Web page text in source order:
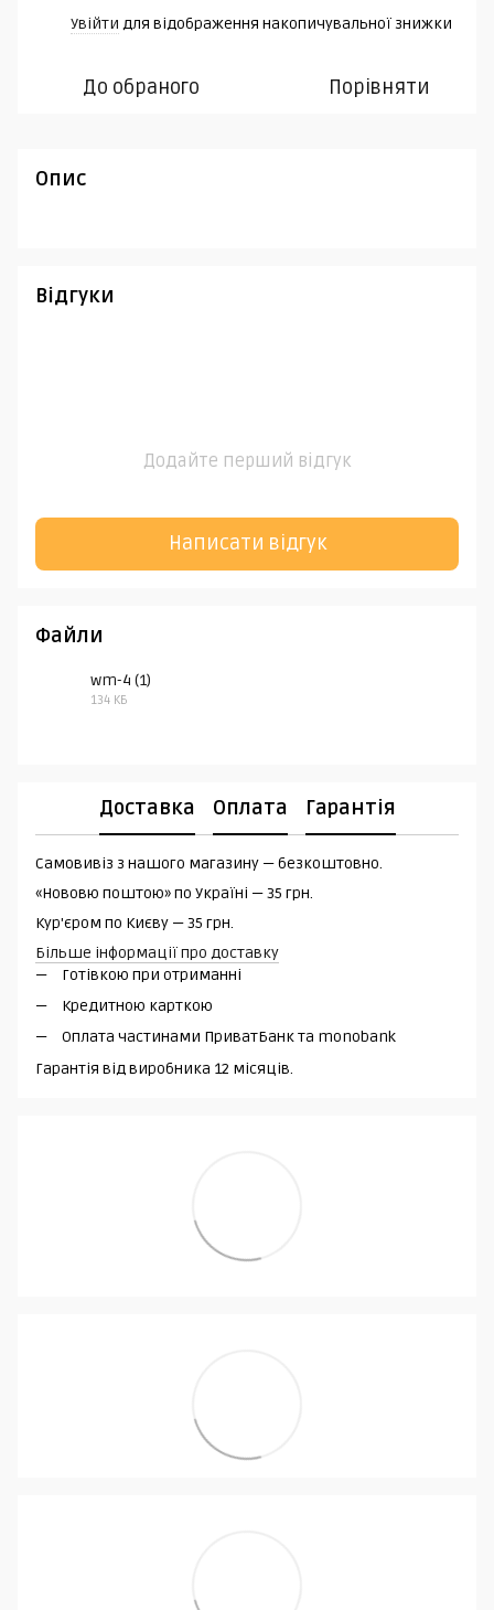
Увійти для відображення накопичувальної знижки
До обраного Порівняти
Опис
Відгуки
Додайте перший відгук
Написати відгук
Файли
wm-4 (1)
134 КБ
Доставка Оплата Гарантія
Самовивіз з нашого магазину — безкоштовно.
«Нововю поштою» по Україні — 35 грн.
Кур'єром по Києву — 35 грн.
Більше інформації про доставку
Готівкою при отриманні
Кредитною карткою
Оплата частинами ПриватБанк та monobank
Гарантія від виробника 12 місяців.